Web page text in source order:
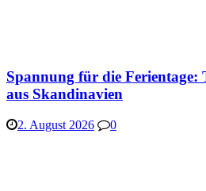
Spannung für die
aus Skandinavien
2. August 2026 0